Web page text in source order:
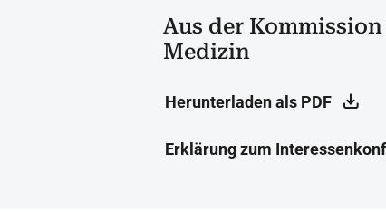
Aus der
Medizin
Herunterladen als PDF
Erklärung zum